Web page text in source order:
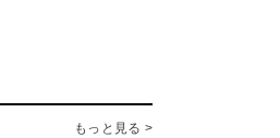
もっと見る >